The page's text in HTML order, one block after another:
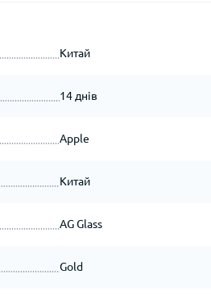
Китай
14 днів
Apple
Китай
AG Glass
Gold